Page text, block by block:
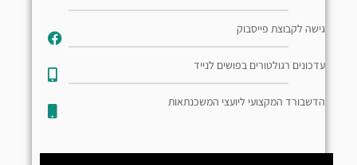
גישה לקבוצת פייסבוק
עדכונים רגולטורים בפושים לנייד​
הדשבורד המקצועי ליועצי המשכנתאות